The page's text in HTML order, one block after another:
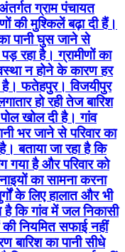
ग्राम पंचायत
की मुश्किलें बढ़ा दी हैं।
पानी घुस जाने से
रहा है। ग्रामीणों का
न होने के कारण हर
है। फतेहपुर। विजयीपुर
हो रही तेज बारिश
खोल दी है। गांव
भर जाने से परिवार का
बताया जा रहा है कि
गया है और परिवार को
का सामना करना
के लिए हालात और भी
कि गांव में जल निकासी
की नियमित सफाई नहीं
बारिश का पानी सीधे